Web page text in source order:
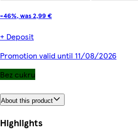
-46%, was 2,99 €
+ Deposit
Promotion valid until 11/08/2026
Bez cukru
About this product
Highlights